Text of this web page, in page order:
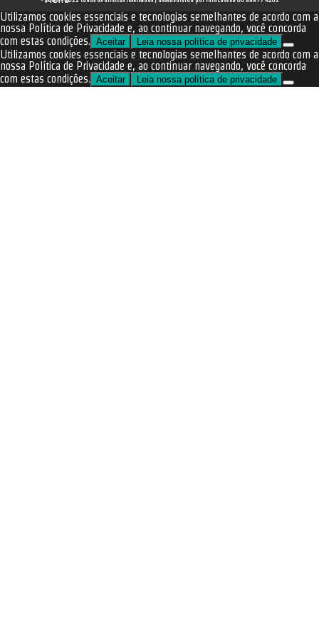
Utilizamos cookies essenciais e tecnologias semelhantes de acordo com a
nossa Política de Privacidade e, ao continuar navegando, você concorda
com estas condições. Aceitar Leia nossa política de privacidade
Utilizamos cookies essenciais e tecnologias semelhantes de acordo com a
nossa Política de Privacidade e, ao continuar navegando, você concorda
com estas condições. Aceitar Leia nossa política de privacidade